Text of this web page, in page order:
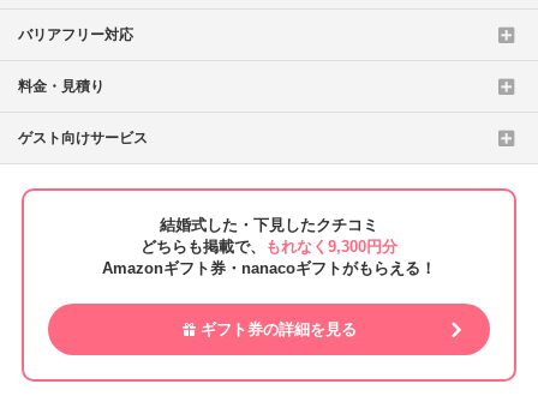
バリアフリー対応
料金・見積り
ゲスト向けサービス
結婚式した・下見したクチコミ
どちらも掲載で、
もれなく9,300円分
Amazonギフト券・nanacoギフトがもらえる！
ギフト券の詳細を見る